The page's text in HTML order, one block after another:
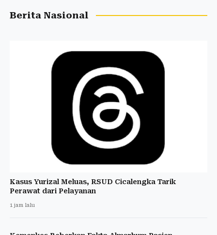
Berita Nasional
Kasus Yurizal Meluas, RSUD Cicalengka Tarik
Perawat dari Pelayanan
1 jam lalu